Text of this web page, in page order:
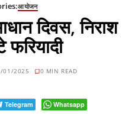
आयोजन
दिवस, निराश
फरियादी
01/2025 0 MIN READ
Telegram Whatsapp